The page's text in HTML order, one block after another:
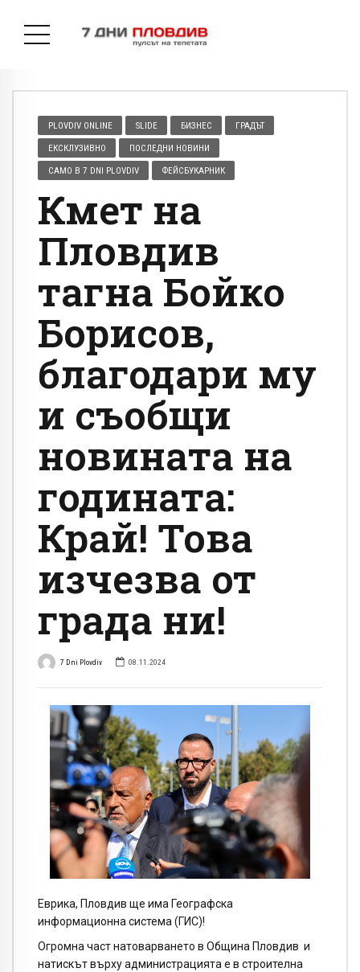
PLOVDIV ONLINE SLIDE БИЗНЕС ГРАДЪТ
ЕКСКЛУЗИВНО ПОСЛЕДНИ НОВИНИ
САМО В 7 DNI PLOVDIV ФЕЙСБУКАРНИК
Кмет на
Пловдив
тагна Бойко
Борисов,
благодари му
и съобщи
новината на
годината:
Край! Това
изчезва от
града ни!
7 Dni Plovdiv 08.11.2024
Еврика, Пловдив ще има Географска
информационна система (ГИС)!
Огромна част натоварването в Община Пловдив и
натискът върху администрацията е в строителна